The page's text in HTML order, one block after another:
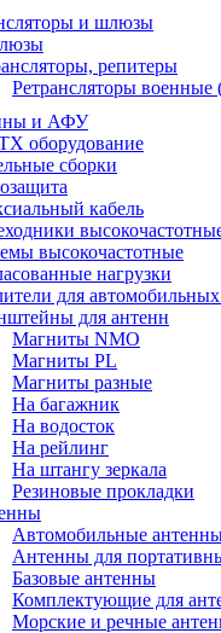
и шлюзы
репитеры
Ретрансляторы
и АФУ
оборудование
сборки
кабель
высокочастотные
нагрузки
для
для антенн
Магниты NMO
Магниты PL
Магниты разные
На багажник
На водосток
На рейлинг
На штангу зеркала
Резиновые прокладки
Автомобильные
Антенны для
Базовые антенны
Комплектующие для
Морские и речные